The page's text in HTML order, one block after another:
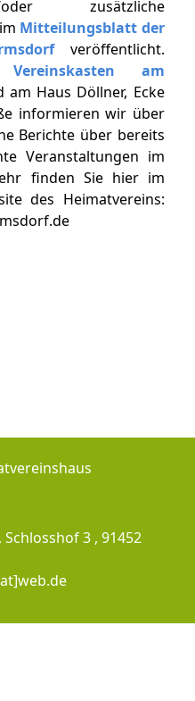
zusätzliche
Mitteilungsblatt der
veröffentlicht.
Vereinskasten am
am Haus Döllner, Ecke
informieren wir über
Berichte über bereits
Veranstaltungen im
finden Sie hier im
des Heimatvereins:
3 , 91452